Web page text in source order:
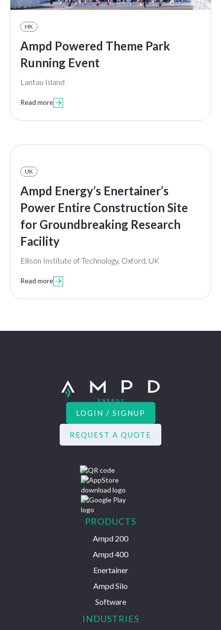
HK
Ampd Powered Theme Park
Running Event
Lantau Island
Read more 
UK
Ampd Energy’s Enertainer’s
Power Entire Construction Site
for Groundbreaking Research
Facility
Ellison Institute of Technology, Oxford, UK
Read more 
LOGIN / SIGNUP
REQUEST A QUOTE
PRODUCTS
Ampd 200
Ampd 400
Enertainer
Ampd Silo
Software
INDUSTRIES